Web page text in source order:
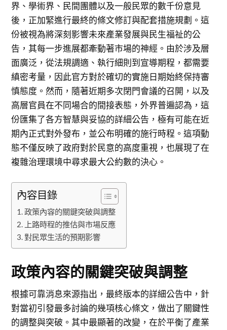
界、學術界、民間團體以及一般民眾的數千份意見
後，正加緊進行最終的條文修訂與配套措施規劃。這
份被視為將深刻影響未來產業發展與民生福祉的公
告，其每一步進展都牽動著市場的神經。由於涉及層
面廣泛，從法規調適、執行細則到宣導期程，都需要
縝密考量，因此官方對於確切的實施日期始終保持審
慎態度。然而，隨著近期多次閉門會議的召開，以及
高層官員在不同場合的間接表態，外界普遍認為，這
份匯集了各方智慧與妥協的詳細公告，極有可能在近
期內正式對外發布，並公布明確的施行時程。這項動
態不僅反映了政府對於民意的高度重視，也展現了在
複雜治理環境中尋求最大公約數的決心。
內容目錄
政策內容的關鍵突破與調整
上路時程的推估與市場反應
對民眾生活的預期影響
政策內容的關鍵突破與調整
根據可靠消息來源指出，最終版本的詳細公告中，針
對當初引發最多討論的幾項核心條文，做出了關鍵性
的調整與突破。其中最顯著的改變，在於平衡了產業